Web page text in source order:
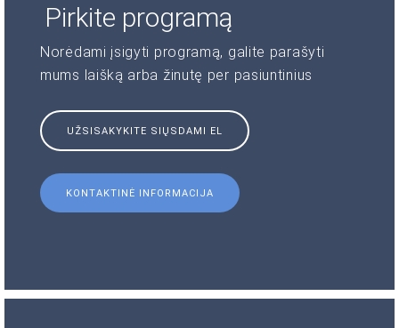
Pirkite programą
Norėdami įsigyti programą, galite parašyti
mums laišką arba žinutę per pasiuntinius
UŽSISAKYKITE SIŲSDAMI EL
KONTAKTINĖ INFORMACIJA